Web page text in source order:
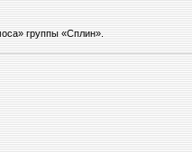
группы «Сплин».